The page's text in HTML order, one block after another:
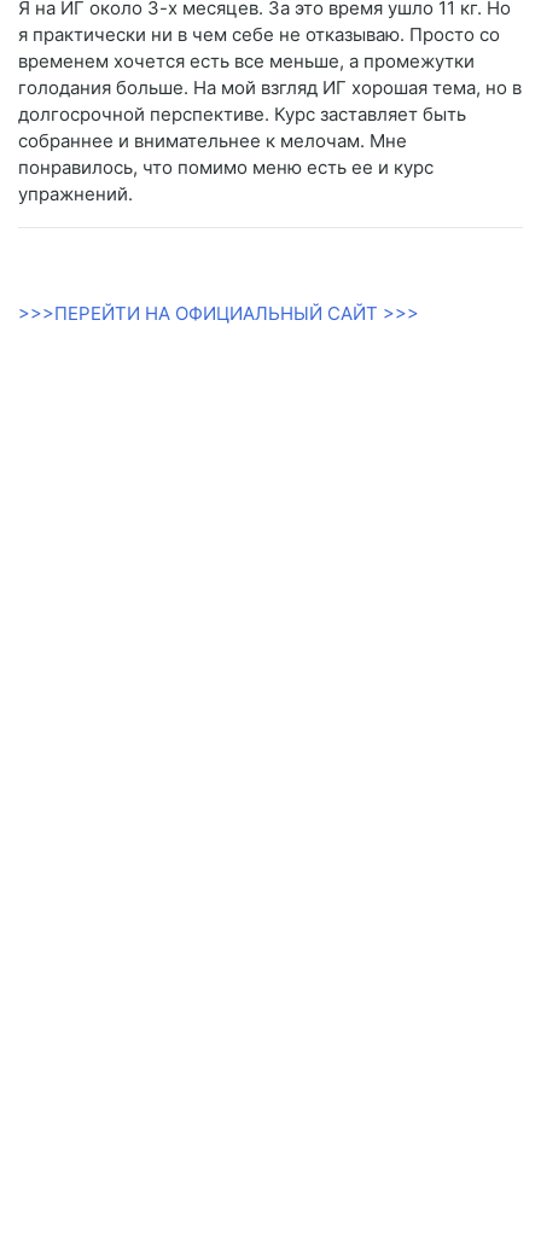
Я на ИГ около 3-х месяцев. За это время ушло 11 кг. Но
я практически ни в чем себе не отказываю. Просто со
временем хочется есть все меньше, а промежутки
голодания больше. На мой взгляд ИГ хорошая тема, но в
долгосрочной перспективе. Курс заставляет быть
собраннее и внимательнее к мелочам. Мне
понравилось, что помимо меню есть ее и курс
упражнений.
>>>ПЕРЕЙТИ НА ОФИЦИАЛЬНЫЙ САЙТ >>>